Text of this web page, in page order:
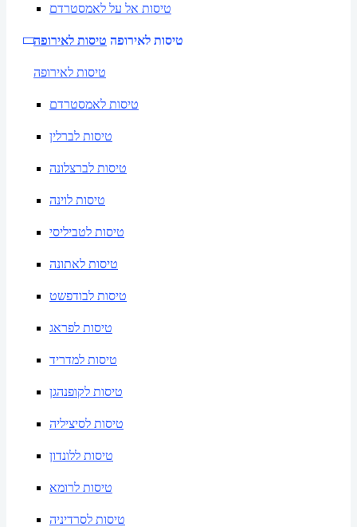
טיסות אל על לאמסטרדם
טיסות לאירופה טיסות לאירופה
טיסות לאירופה
טיסות לאמסטרדם
טיסות לברלין
טיסות לברצלונה
טיסות לוינה
טיסות לטביליסי
טיסות לאתונה
טיסות לבודפשט
טיסות לפראג
טיסות למדריד
טיסות לקופנהגן
טיסות לסיציליה
טיסות ללונדון
טיסות לרומא
טיסות לסרדיניה